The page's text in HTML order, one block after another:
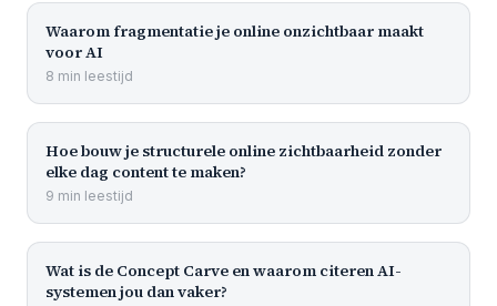
Waarom fragmentatie je online onzichtbaar maakt
voor AI
8 min leestijd
Hoe bouw je structurele online zichtbaarheid zonder
elke dag content te maken?
9 min leestijd
Wat is de Concept Carve en waarom citeren AI-
systemen jou dan vaker?